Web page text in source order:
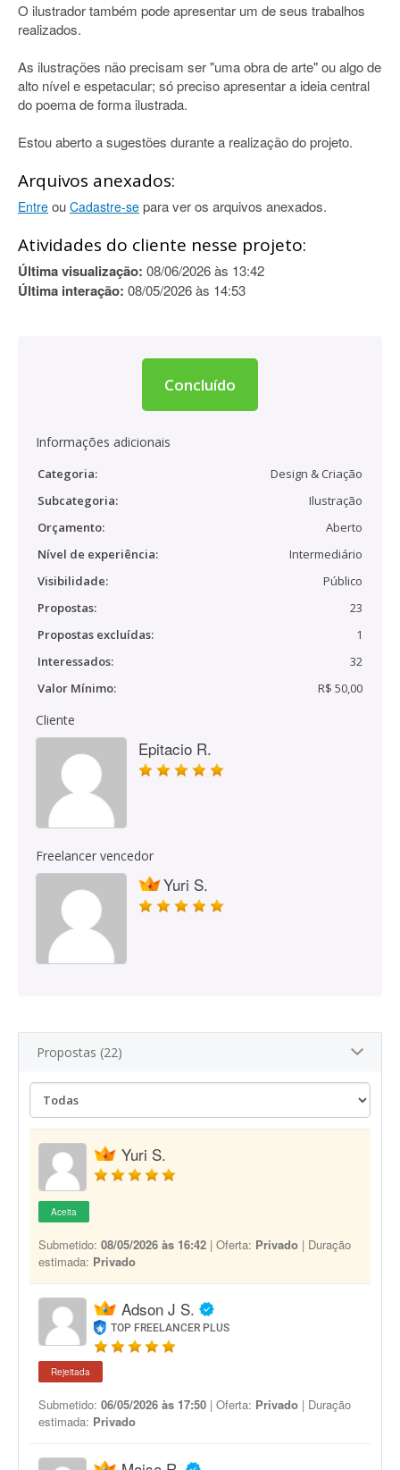
O ilustrador também pode apresentar um de seus trabalhos
realizados.
As ilustrações não precisam ser "uma obra de arte" ou algo de
alto nível e espetacular; só preciso apresentar a ideia central
do poema de forma ilustrada.
Estou aberto a sugestões durante a realização do projeto.
Arquivos anexados:
Entre ou Cadastre-se para ver os arquivos anexados.
Atividades do cliente nesse projeto:
Última visualização: 08/06/2026 às 13:42
Última interação: 08/05/2026 às 14:53
Concluído
Informações adicionais
Categoria:
Design & Criação
Subcategoria:
Ilustração
Orçamento:
Aberto
Nível de experiência:
Intermediário
Visibilidade:
Público
Propostas:
23
Propostas excluídas:
1
Interessados:
32
Valor Mínimo:
R$ 50,00
Cliente
Epitacio R.
Freelancer vencedor
Yuri S.
Propostas (22)
Yuri S.
Aceita
Submetido: 08/05/2026 às 16:42 | Oferta: Privado | Duração
estimada: Privado
Adson J S.
TOP FREELANCER PLUS
Rejeitada
Submetido: 06/05/2026 às 17:50 | Oferta: Privado | Duração
estimada: Privado